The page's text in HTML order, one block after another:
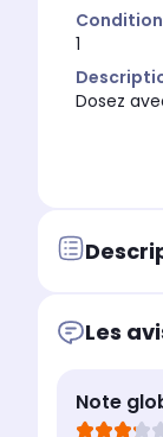
1
Dosez
Les
Note